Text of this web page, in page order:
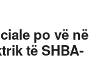
po vë në
të SHBA-